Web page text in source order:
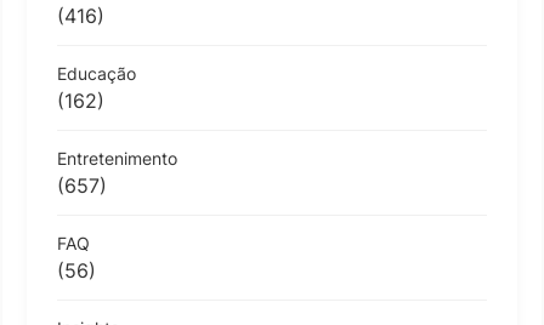
(416)
Educação
(162)
Entretenimento
(657)
FAQ
(56)